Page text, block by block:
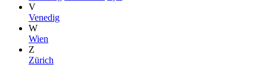
V
Venedig
W
Wien
Z
Zürich